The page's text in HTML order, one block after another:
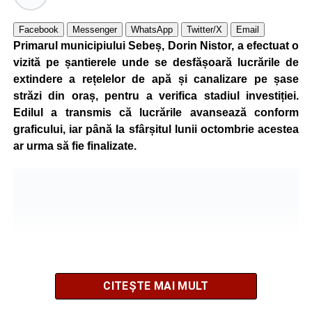
va afecta siguranța traficului rutier și pietonal, iar
vizibilitatea pe străzile municipiului va fi menținută la un
nivel corespunzător.
Administrația locală subliniază că decizia are caracter
temporar și este adoptată în contextul actualei situații
energetice din România, în condițiile în care autoritățile
centrale au cerut instituțiilor publice să adopte măsuri
pentru reducerea cheltuielilor și a consumului de energie,
Lista străzilor pe care se aplică
noile setări ale programului de
Facebook Messenger WhatsApp Twitter/X Email
Primarul municipiului Sebeș, Dorin Nistor, a efectuat o
vizită pe șantierele unde se desfășoară lucrările de
extindere a rețelelor de apă și canalizare pe șase
străzi din oraș, pentru a verifica stadiul investiției.
Edilul a transmis că lucrările avansează conform
graficului, iar până la sfârșitul lunii octombrie acestea
ar urma să fie finalizate.
CITEȘTE MAI MULT